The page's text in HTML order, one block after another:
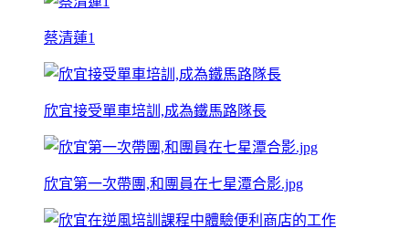
蔡清蓮1
欣宜接受單車培訓,成為鐵馬路隊長
欣宜第一次帶團,和團員在七星潭合影.jpg